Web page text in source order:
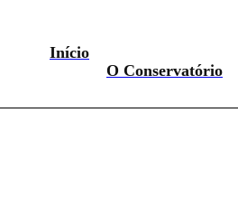
Início
O Conservatório